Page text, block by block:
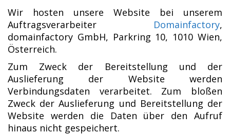
Wir hosten unsere Website bei unserem
Auftragsverarbeiter Domainfactory,
domainfactory GmbH, Parkring 10, 1010 Wien,
Österreich.
Zum Zweck der Bereitstellung und der
Auslieferung der Website werden
Verbindungsdaten verarbeitet. Zum bloßen
Zweck der Auslieferung und Bereitstellung der
Website werden die Daten über den Aufruf
hinaus nicht gespeichert.